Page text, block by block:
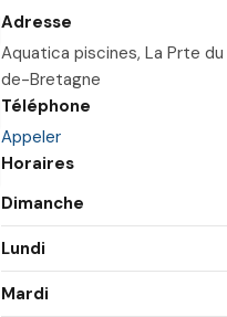
Adresse
Aquatica piscines, La Prte
de-Bretagne
Téléphone
Appeler
Horaires
Dimanche
Lundi
Mardi